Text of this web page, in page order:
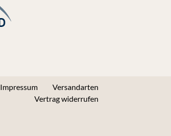
Impressum
Versandarten
Vertrag widerrufen